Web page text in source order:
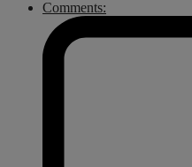
Comments: